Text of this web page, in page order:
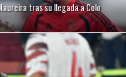
tras su llegada a Colo